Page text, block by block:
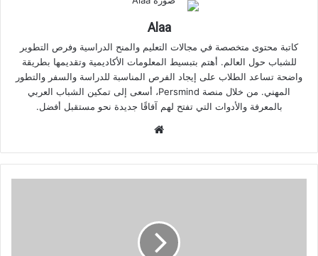
Alaa
كاتبة محتوى متخصصة في مجالات التعليم والمنح الدراسية وفرص التطوير
للشباب حول العالم. أهتم بتبسيط المعلومات الأكاديمية وتقديمها بطريقة
واضحة تساعد الطلاب على إيجاد الفرص المناسبة للدراسة والسفر والتطور
المهني. من خلال منصة Persmind، أسعى إلى تمكين الشباب العربي
بالمعرفة والأدوات التي تفتح لهم آفاقًا جديدة نحو مستقبل أفضل.